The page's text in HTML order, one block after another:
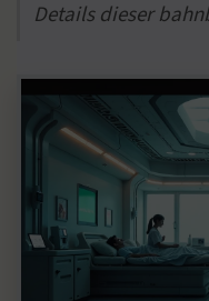
Details dieser